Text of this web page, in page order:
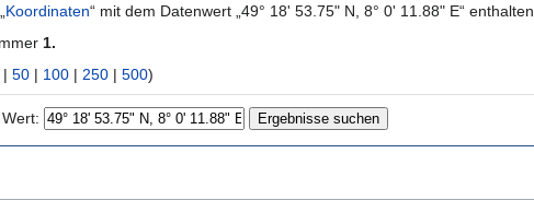
Koordinaten“ mit dem Datenwert „49° 18' 53.75" N, 8° 0' 11.88" E“ enthalten.
1.
| 50 | 100 | 250 | 500)
Wert: